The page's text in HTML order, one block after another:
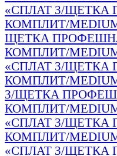
«СПЛАТ З/ЩЕТКА
КОМПЛИТ/
ЩЕТКА
КОМПЛИТ/MEDIUM/
«СПЛАТ З/ЩЕТКА
КОМПЛИТ/MEDIUM/
З/ЩЕТКА
КОМПЛИТ/MEDIUM/
«СПЛАТ З/ЩЕТКА
КОМПЛИТ/MEDIUM/
«СПЛАТ З/ЩЕТКА